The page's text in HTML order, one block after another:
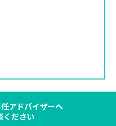
アドバイザーへ
ください